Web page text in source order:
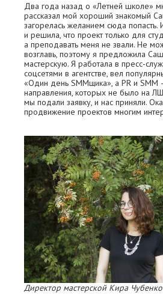
Два года назад о «Летней школе»
рассказал мой хороший знакомый
загорелась желанием сюда попасть.
и решила, что проект только для
а преподавать меня не звали. Не
возглавь, поэтому я предложила
мастерскую. Я работала в пресс-
соцсетями в агентстве, вел
«Один день SMMщика», а PR и SMM
направления, которых не было на
мы подали заявку, и нас приняли.
продвижение проектов многим
Директор мастерской Кира Чубенко